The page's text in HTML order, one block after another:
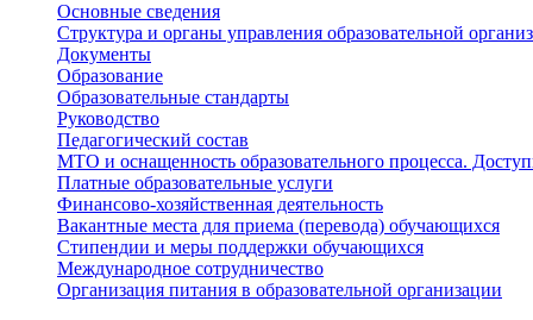
Основные сведения
Структура и органы управления образовательной
Документы
Образование
Образовательные стандарты
Руководство
Педагогический состав
МТО и оснащенность образовательного процесса.
Платные образовательные услуги
Финансово-хозяйственная деятельность
Вакантные места для приема (перевода) обучающихся
Стипендии и меры поддержки обучающихся
Международное сотрудничество
Организация питания в образовательной организации